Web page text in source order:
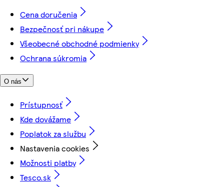
Cena doručenia
Bezpečnosť pri nákupe
Všeobecné obchodné podmienky
Ochrana súkromia
O nás
Prístupnosť
Kde dovážame
Poplatok za službu
Nastavenia cookies
Možnosti platby
Tesco.sk